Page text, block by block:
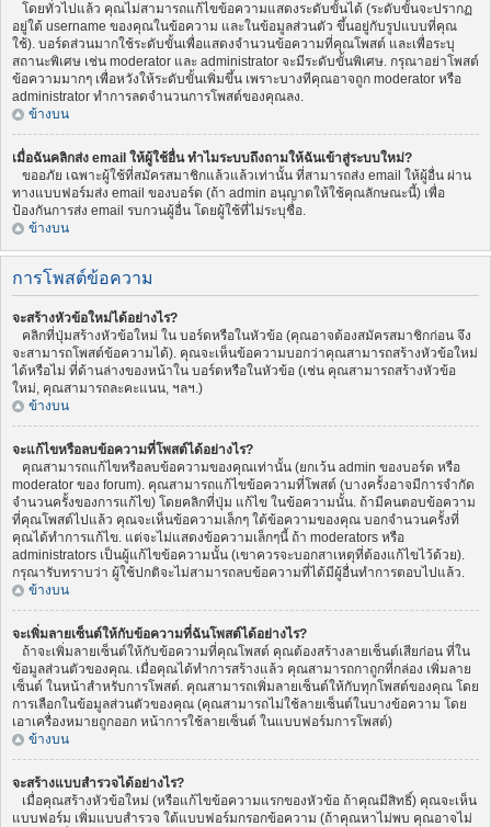
โดยทั่วไปแล้ว คุณไม่สามารถแก้ไขข้อความแสดงระดับขั้นได้ (ระดับขั้นจะปรากฏ
อยู่ใต้ username ของคุณในข้อความ และในข้อมูลส่วนตัว ขึ้นอยู่กับรูปแบบที่คุณ
ใช้). บอร์ดส่วนมากใช้ระดับขั้นเพื่อแสดงจำนวนข้อความที่คุณโพสต์ และเพื่อระบุ
สถานะพิเศษ เช่น moderator และ administrator จะมีระดับขั้นพิเศษ. กรุณาอย่าโพสต์
ข้อความมากๆ เพื่อหวังให้ระดับขั้นเพิ่มขึ้น เพราะบางทีคุณอาจถูก moderator หรือ
administrator ทำการลดจำนวนการโพสต์ของคุณลง.
ข้างบน
เมื่อฉันคลิกส่ง email ให้ผู้ใช้อื่น ทำไมระบบถึงถามให้ฉันเข้าสู่ระบบใหม่?
ขออภัย เฉพาะผู้ใช้ที่สมัครสมาชิกแล้วแล้วเท่านั้น ที่สามารถส่ง email ให้ผู้อื่น ผ่าน
ทางแบบฟอร์มส่ง email ของบอร์ด (ถ้า admin อนุญาตให้ใช้คุณลักษณะนี้) เพื่อ
ป้องกันการส่ง email รบกวนผู้อื่น โดยผู้ใช้ที่ไม่ระบุชื่อ.
ข้างบน
การโพสต์ข้อความ
จะสร้างหัวข้อใหม่ได้อย่างไร?
คลิกที่ปุ่มสร้างหัวข้อใหม่ ใน บอร์ดหรือในหัวข้อ (คุณอาจต้องสมัครสมาชิกก่อน จึง
จะสามารถโพสต์ข้อความได้). คุณจะเห็นข้อความบอกว่าคุณสามารถสร้างหัวข้อใหม่
ได้หรือไม่ ที่ด้านล่างของหน้าใน บอร์ดหรือในหัวข้อ (เช่น คุณสามารถสร้างหัวข้อ
ใหม่, คุณสามารถละคะแนน, ฯลฯ.)
ข้างบน
จะแก้ไขหรือลบข้อความที่โพสต์ได้อย่างไร?
คุณสามารถแก้ไขหรือลบข้อความของคุณเท่านั้น (ยกเว้น admin ของบอร์ด หรือ
moderator ของ forum). คุณสามารถแก้ไขข้อความที่โพสต์ (บางครั้งอาจมีการจำกัด
จำนวนครั้งของการแก้ไข) โดยคลิกที่ปุ่ม แก้ไข ในข้อความนั้น. ถ้ามีคนตอบข้อความ
ที่คุณโพสต์ไปแล้ว คุณจะเห็นข้อความเล็กๆ ใต้ข้อความของคุณ บอกจำนวนครั้งที่
คุณได้ทำการแก้ไข. แต่จะไม่แสดงข้อความเล็กๆนี้ ถ้า moderators หรือ
administrators เป็นผู้แก้ไขข้อความนั้น (เขาควรจะบอกสาเหตุที่ต้องแก้ไขไว้ด้วย).
กรุณารับทราบว่า ผู้ใช้ปกติจะไม่สามารถลบข้อความที่ได้มีผู้อื่นทำการตอบไปแล้ว.
ข้างบน
จะเพิ่มลายเซ็นต์ให้กับข้อความที่ฉันโพสต์ได้อย่างไร?
ถ้าจะเพิ่มลายเซ็นต์ให้กับข้อความที่คุณโพสต์ คุณต้องสร้างลายเซ็นต์เสียก่อน ที่ใน
ข้อมูลส่วนตัวของคุณ. เมื่อคุณได้ทำการสร้างแล้ว คุณสามารถกาถูกที่กล่อง เพิ่มลาย
เซ็นต์ ในหน้าสำหรับการโพสต์. คุณสามารถเพิ่มลายเซ็นต์ให้กับทุกโพสต์ของคุณ โดย
การเลือกในข้อมูลส่วนตัวของคุณ (คุณสามารถไม่ใช้ลายเซ็นต์ในบางข้อความ โดย
เอาเครื่องหมายถูกออก หน้าการใช้ลายเซ็นต์ ในแบบฟอร์มการโพสต์)
ข้างบน
จะสร้างแบบสำรวจได้อย่างไร?
เมื่อคุณสร้างหัวข้อใหม่ (หรือแก้ไขข้อความแรกของหัวข้อ ถ้าคุณมีสิทธิ์) คุณจะเห็น
แบบฟอร์ม เพิ่มแบบสำรวจ ใต้แบบฟอร์มกรอกข้อความ (ถ้าคุณหาไม่พบ คุณอาจไม่